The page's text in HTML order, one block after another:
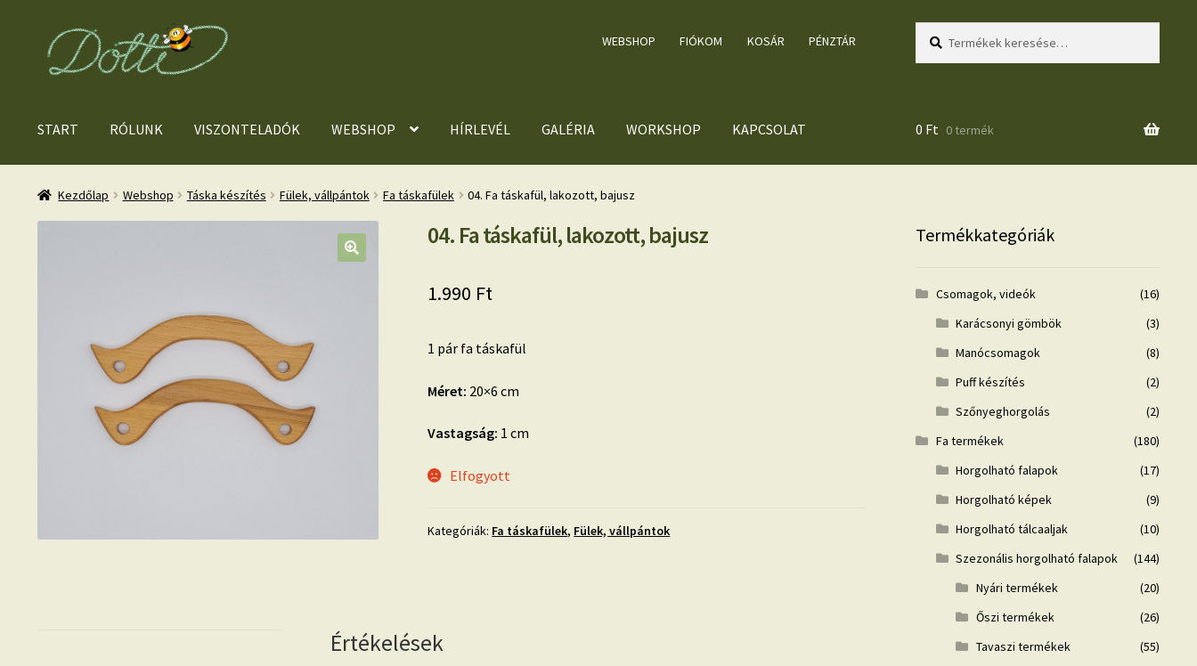
Ugrás
navigációhoz
Kilépés
tartalomba
WEBSHOP FIÓKOM KOSÁR PÉNZTÁR
START RÓLUNK VISZONTELADÓK WEBSHOP HÍRLEVÉL GALÉRIA WORKSHOP KAPCSOLAT 0 Ft 0 termék
Kezdőlap Webshop Táska készítés Fülek, vállpántok Fa táskafülek 04. Fa táskafül, lakozott, bajusz
04. Fa táskafül, lakozott, bajusz
1.990 Ft
1 pár fa táskafül
Méret: 20×6 cm
Vastagság: 1 cm
Elfogyott
Kategóriák: Fa táskafülek, Fülek, vállpántok
Értékelések
Termékkategóriák
Csomagok, videók
(16)
Karácsonyi gömbök
(3)
Manócsomagok
(8)
Puff készítés
(2)
Szőnyeghorgolás
(2)
Fa termékek
(180)
Horgolható falapok
(17)
Horgolható képek
(9)
Horgolható tálcaaljak
(10)
Szezonális horgolható falapok
(144)
Nyári termékek
(20)
Őszi termékek
(26)
Tavaszi termékek
(55)